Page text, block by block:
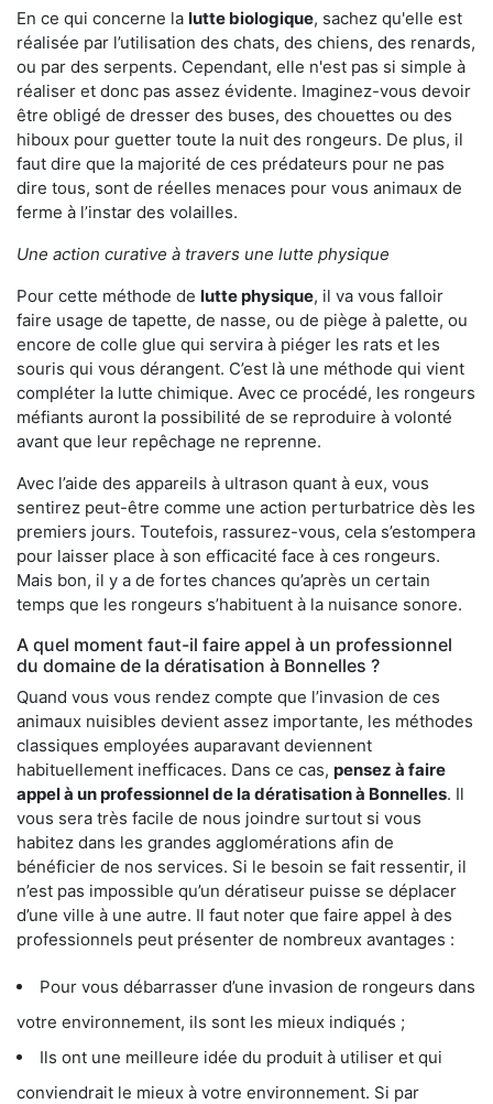
En ce qui concerne la lutte biologique, sachez qu'elle est
réalisée par l’utilisation des chats, des chiens, des renards,
ou par des serpents. Cependant, elle n'est pas si simple à
réaliser et donc pas assez évidente. Imaginez-vous devoir
être obligé de dresser des buses, des chouettes ou des
hiboux pour guetter toute la nuit des rongeurs. De plus, il
faut dire que la majorité de ces prédateurs pour ne pas
dire tous, sont de réelles menaces pour vous animaux de
ferme à l’instar des volailles.
Une action curative à travers une lutte physique
Pour cette méthode de lutte physique, il va vous falloir
faire usage de tapette, de nasse, ou de piège à palette, ou
encore de colle glue qui servira à piéger les rats et les
souris qui vous dérangent. C’est là une méthode qui vient
compléter la lutte chimique. Avec ce procédé, les rongeurs
méfiants auront la possibilité de se reproduire à volonté
avant que leur repêchage ne reprenne.
Avec l’aide des appareils à ultrason quant à eux, vous
sentirez peut-être comme une action perturbatrice dès les
premiers jours. Toutefois, rassurez-vous, cela s’estompera
pour laisser place à son efficacité face à ces rongeurs.
Mais bon, il y a de fortes chances qu’après un certain
temps que les rongeurs s’habituent à la nuisance sonore.
A quel moment faut-il faire appel à un professionnel
du domaine de la dératisation à Bonnelles ?
Quand vous vous rendez compte que l’invasion de ces
animaux nuisibles devient assez importante, les méthodes
classiques employées auparavant deviennent
habituellement inefficaces. Dans ce cas, pensez à faire
appel à un professionnel de la dératisation à Bonnelles. Il
vous sera très facile de nous joindre surtout si vous
habitez dans les grandes agglomérations afin de
bénéficier de nos services. Si le besoin se fait ressentir, il
n’est pas impossible qu’un dératiseur puisse se déplacer
d’une ville à une autre. Il faut noter que faire appel à des
professionnels peut présenter de nombreux avantages :
Pour vous débarrasser d’une invasion de rongeurs dans
votre environnement, ils sont les mieux indiqués ;
Ils ont une meilleure idée du produit à utiliser et qui
conviendrait le mieux à votre environnement. Si par